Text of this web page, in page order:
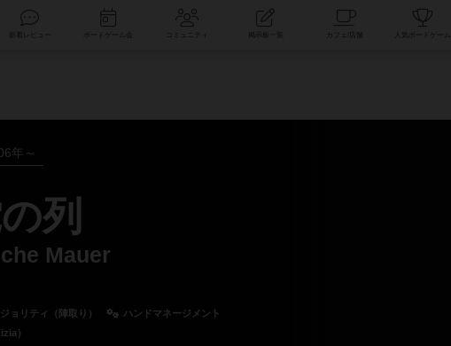
コミュニティ
年～
列
Mauer
ョリティ（陣取り）
ハンドマネージメント
）